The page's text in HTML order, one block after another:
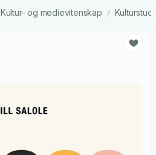
Kultur- og medievitenskap /